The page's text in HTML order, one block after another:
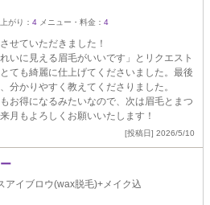
がり： 4 メニュー・料金： 4
せていただきました！
いに見える眉毛がいいです」とリクエスト
ても綺麗に仕上げてくださいました。最後
分かりやすく教えてくださりました。
お得になるみたいなので、次は眉毛とまつ
月もよろしくお願いいたします！
[投稿日] 2026/5/10
アイブロウ(wax脱毛)+メイク込